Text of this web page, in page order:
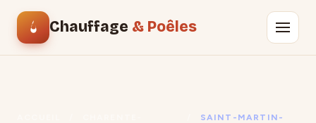
Chauffage & Poêles
SAINT-MARTIN-